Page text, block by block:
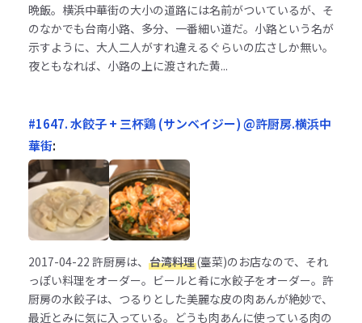
晩飯。横浜中華街の大小の道路には名前がついているが、そ
のなかでも台南小路、多分、一番細い道だ。小路という名が
示すように、大人二人がすれ違えるぐらいの広さしか無い。
夜ともなれば、小路の上に渡された黄...
#1647. 水餃子 + 三杯鶏 (サンベイジー) @許厨房.横浜中
華街:
2017-04-22 許厨房は、 台湾料理(臺菜)のお店なので、それ
っぽい料理をオーダー。ビールと肴に水餃子をオーダー。許
厨房の水餃子は、つるりとした美麗な皮の肉あんが絶妙で、
最近とみに気に入っている。どうも肉あんに使っている肉の